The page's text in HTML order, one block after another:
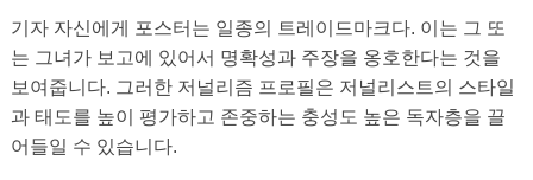
기자 자신에게 포스터는 일종의 트레이드마크다. 이는 그 또
는 그녀가 보고에 있어서 명확성과 주장을 옹호한다는 것을
보여줍니다. 그러한 저널리즘 프로필은 저널리스트의 스타일
과 태도를 높이 평가하고 존중하는 충성도 높은 독자층을 끌
어들일 수 있습니다.